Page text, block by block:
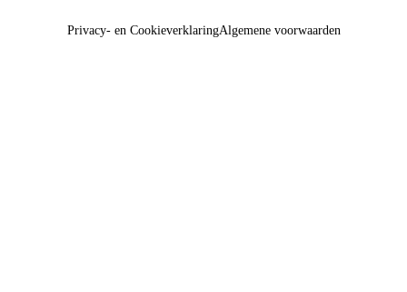
Privacy- en CookieverklaringAlgemene voorwaarden